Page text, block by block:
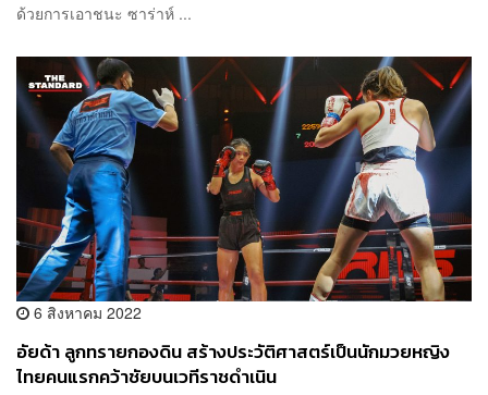
ด้วยการเอาชนะ ซาร่าห์ ...
6 สิงหาคม 2022
อัยด้า ลูกทรายกองดิน สร้างประวัติศาสตร์เป็นนักมวยหญิง
ไทยคนแรกคว้าชัยบนเวทีราชดำเนิน